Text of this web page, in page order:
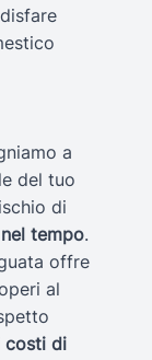
a
del tuo
di
tempo.
offre
al
costi di